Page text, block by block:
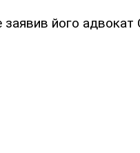
його адвокат